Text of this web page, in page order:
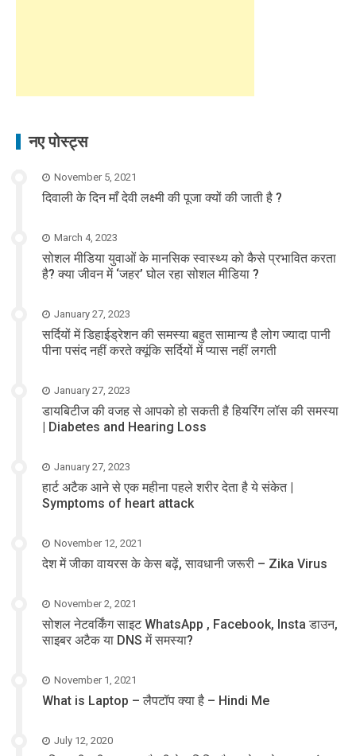
नए पोस्ट्स
November 5, 2021
दिवाली के दिन माँ देवी लक्ष्मी की पूजा क्यों की जाती है ?
March 4, 2023
सोशल मीडिया युवाओं के मानसिक स्वास्थ्य को कैसे प्रभावित करता
है? क्या जीवन में ‘जहर’ घोल रहा सोशल मीडिया ?
January 27, 2023
सर्दियों में डिहाईड्रेशन की समस्या बहुत सामान्य है लोग ज्यादा पानी
पीना पसंद नहीं करते क्यूंकि सर्दियों में प्यास नहीं लगती
January 27, 2023
डायबिटीज की वजह से आपको हो सकती है हियरिंग लॉस की समस्या
| Diabetes and Hearing Loss
January 27, 2023
हार्ट अटैक आने से एक महीना पहले शरीर देता है ये संकेत |
Symptoms of heart attack
November 12, 2021
देश में जीका वायरस के केस बढ़ें, सावधानी जरूरी – Zika Virus
November 2, 2021
सोशल नेटवर्किंग साइट WhatsApp , Facebook, Insta डाउन,
साइबर अटैक या DNS में समस्या?
November 1, 2021
What is Laptop – लैपटॉप क्या है – Hindi Me
July 12, 2020